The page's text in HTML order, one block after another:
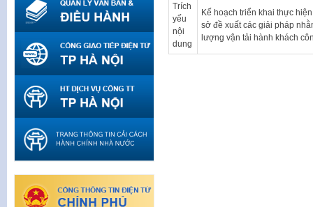
Trích
yếu
nội
dung
Kế hoạch triển khai thực
sở đề xuất các giải pháp
lượng vận tải hành khách